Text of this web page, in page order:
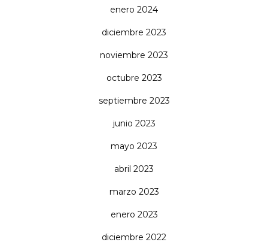
enero 2024
diciembre 2023
noviembre 2023
octubre 2023
septiembre 2023
junio 2023
mayo 2023
abril 2023
marzo 2023
enero 2023
diciembre 2022